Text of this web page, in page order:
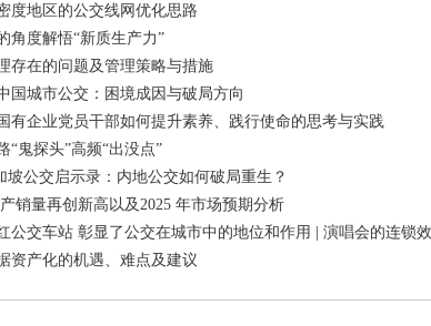
度地区的公交线网优化思路
角度解悟“新质生产力”
存在的问题及管理策略与措施
国城市公交：困境成因与破局方向
有企业党员干部如何提升素养、践行使命的思考与实践
“鬼探头”高频“出没点”
坡公交启示录：内地公交如何破局重生？
销量再创新高以及2025 年市场预期分析
公交车站 彰显了公交在城市中的地位和作用 | 演唱会的连锁
资产化的机遇、难点及建议